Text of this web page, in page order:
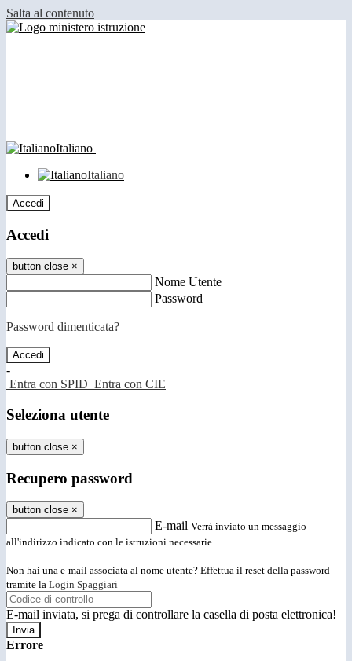
Salta al contenuto
Italiano
Italiano
Accedi
Accedi
button close ×
Nome Utente
Password
Password dimenticata?
-
Entra con SPID Entra con CIE
Seleziona utente
button close ×
Recupero password
button close ×
E-mail Verrà inviato un messaggio
all'indirizzo indicato con le istruzioni necessarie.
Non hai una e-mail associata al nome utente? Effettua il reset della password
tramite la Login Spaggiari
E-mail inviata, si prega di controllare la casella di posta elettronica!
Errore